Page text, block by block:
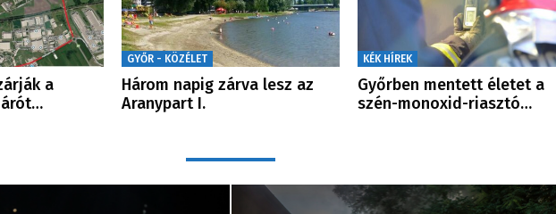
a
GYŐR - KÖZÉLET
Három napig zárva lesz az
Aranypart I.
KÉK HÍREK
Győrben mentett életet a
szén-monoxid-riasztó…